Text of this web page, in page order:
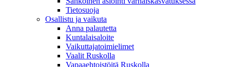
Tietosuoja
Osallistu ja vaikuta
Anna palautetta
Kuntalaisaloite
Vaikuttajatoimielimet
Vaalit Ruskolla
Vapaaehtoistöitä Ruskolla